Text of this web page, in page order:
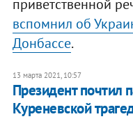
приветственной
вспомнил об
Донбассе.
13 марта 2021, 10:57
Президент почтил
Куреневской